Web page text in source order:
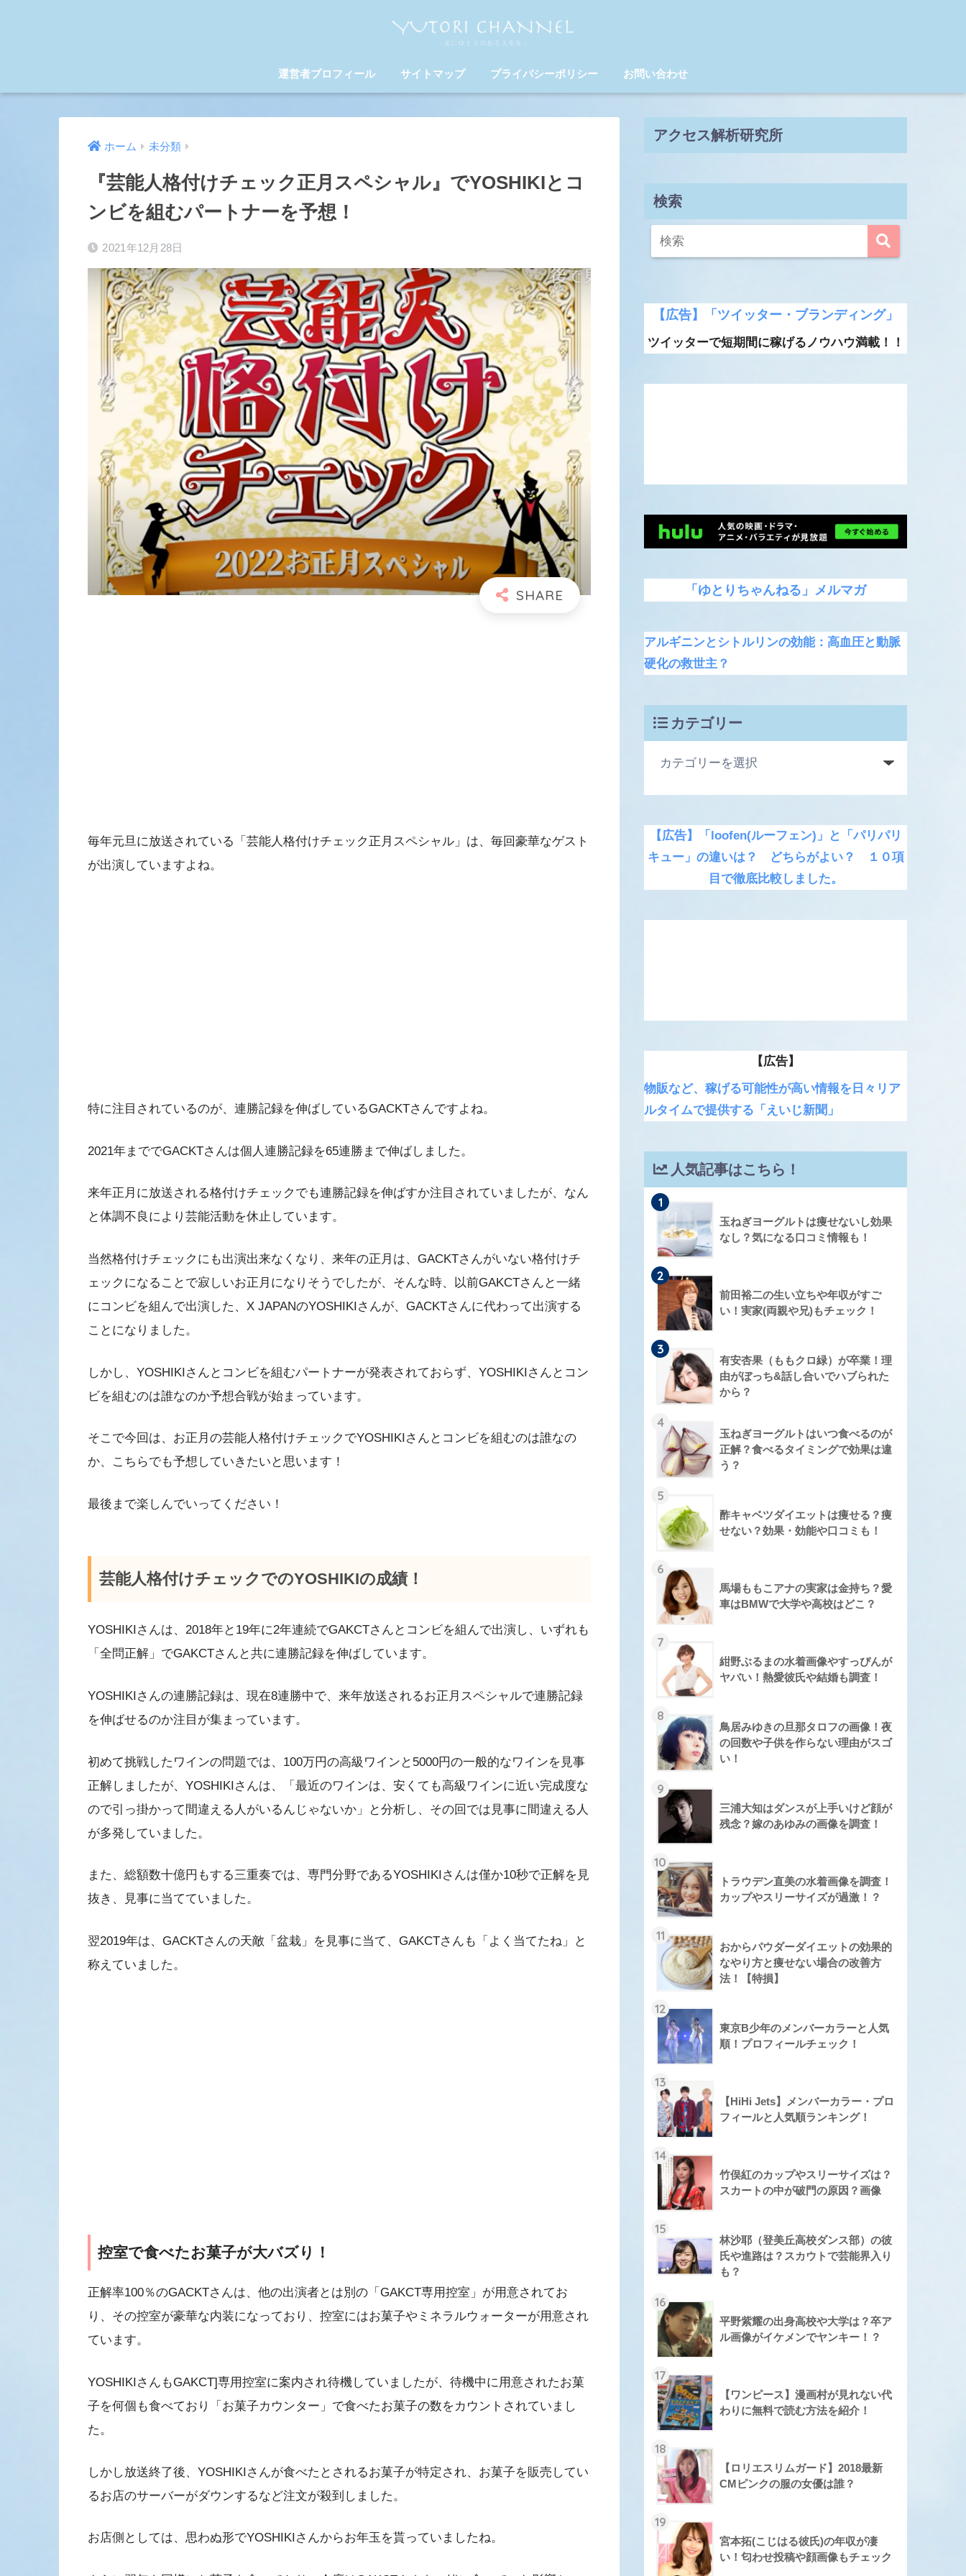
運営者プロフィール サイトマップ プライバシーポリシー お問い合わせ
ホーム 未分類
『芸能人格付けチェック正月スペシャル』でYOSHIKIとコ
ンビを組むパートナーを予想！
2021年12月28日
毎年元旦に放送されている「芸能人格付けチェック正月スペシャル」は、毎回豪華なゲスト
が出演していますよね。
特に注目されているのが、連勝記録を伸ばしているGACKTさんですよね。
2021年まででGACKTさんは個人連勝記録を65連勝まで伸ばしました。
来年正月に放送される格付けチェックでも連勝記録を伸ばすか注目されていましたが、なん
と体調不良により芸能活動を休止しています。
当然格付けチェックにも出演出来なくなり、来年の正月は、GACKTさんがいない格付けチ
ェックになることで寂しいお正月になりそうでしたが、そんな時、以前GAKCTさんと一緒
にコンビを組んで出演した、X JAPANのYOSHIKIさんが、GACKTさんに代わって出演する
ことになりました。
しかし、YOSHIKIさんとコンビを組むパートナーが発表されておらず、YOSHIKIさんとコン
ビを組むのは誰なのか予想合戦が始まっています。
そこで今回は、お正月の芸能人格付けチェックでYOSHIKIさんとコンビを組むのは誰なの
か、こちらでも予想していきたいと思います！
最後まで楽しんでいってください！
芸能人格付けチェックでのYOSHIKIの成績！
YOSHIKIさんは、2018年と19年に2年連続でGAKCTさんとコンビを組んで出演し、いずれも
「全問正解」でGAKCTさんと共に連勝記録を伸ばしています。
YOSHIKIさんの連勝記録は、現在8連勝中で、来年放送されるお正月スペシャルで連勝記録
を伸ばせるのか注目が集まっています。
初めて挑戦したワインの問題では、100万円の高級ワインと5000円の一般的なワインを見事
正解しましたが、YOSHIKIさんは、「最近のワインは、安くても高級ワインに近い完成度な
ので引っ掛かって間違える人がいるんじゃないか」と分析し、その回では見事に間違える人
が多発していました。
また、総額数十億円もする三重奏では、専門分野であるYOSHIKIさんは僅か10秒で正解を見
抜き、見事に当てていました。
翌2019年は、GACKTさんの天敵「盆栽」を見事に当て、GAKCTさんも「よく当てたね」と
称えていました。
控室で食べたお菓子が大バズり！
正解率100％のGACKTさんは、他の出演者とは別の「GAKCT専用控室」が用意されてお
り、その控室が豪華な内装になっており、控室にはお菓子やミネラルウォーターが用意され
ています。
YOSHIKIさんもGAKCT]専用控室に案内され待機していましたが、待機中に用意されたお菓
子を何個も食べており「お菓子カウンター」で食べたお菓子の数をカウントされていまし
た。
しかし放送終了後、YOSHIKIさんが食べたとされるお菓子が特定され、お菓子を販売してい
るお店のサーバーがダウンするなど注文が殺到しました。
お店側としては、思わぬ形でYOSHIKIさんからお年玉を貰っていましたね。
アクセス解析研究所
検索
【広告】「ツイッター・ブランディング」
ツイッターで短期間に稼げるノウハウ満載！！
「ゆとりちゃんねる」メルマガ
アルギニンとシトルリンの効能：高血圧と動脈
硬化の救世主？
カテゴリー
【広告】「loofen(ルーフェン)」と「パリパリ
キュー」の違いは？ どちらがよい？ １０項
目で徹底比較しました。
【広告】
物販など、稼げる可能性が高い情報を日々リア
ルタイムで提供する「えいじ新聞」
人気記事はこちら！
1
玉ねぎヨーグルトは痩せないし効果
なし？気になる口コミ情報も！
2
前田裕二の生い立ちや年収がすご
い！実家(両親や兄)もチェック！
3
有安杏果（ももクロ緑）が卒業！理
由がぼっち&話し合いでハブられた
から？
4
玉ねぎヨーグルトはいつ食べるのが
正解？食べるタイミングで効果は違
う？
5
酢キャベツダイエットは痩せる？痩
せない？効果・効能や口コミも！
6
馬場ももこアナの実家は金持ち？愛
車はBMWで大学や高校はどこ？
7
紺野ぶるまの水着画像やすっぴんが
ヤバい！熱愛彼氏や結婚も調査！
8
鳥居みゆきの旦那タロフの画像！夜
の回数や子供を作らない理由がスゴ
い！
9
三浦大知はダンスが上手いけど顔が
残念？嫁のあゆみの画像を調査！
10
トラウデン直美の水着画像を調査！
カップやスリーサイズが過激！？
11
おからパウダーダイエットの効果的
なやり方と痩せない場合の改善方
法！【特損】
12
東京B少年のメンバーカラーと人気
順！プロフィールチェック！
13
【HiHi Jets】メンバーカラー・プロ
フィールと人気順ランキング！
14
竹俣紅のカップやスリーサイズは？
スカートの中が破門の原因？画像
15
林沙耶（登美丘高校ダンス部）の彼
氏や進路は？スカウトで芸能界入り
も？
16
平野紫耀の出身高校や大学は？卒ア
ル画像がイケメンでヤンキー！？
17
【ワンピース】漫画村が見れない代
わりに無料で読む方法を紹介！
18
【ロリエスリムガード】2018最新
CMピンクの服の女優は誰？
19
宮本拓(こじはる彼氏)の年収が凄
い！匂わせ投稿や顔画像もチェック